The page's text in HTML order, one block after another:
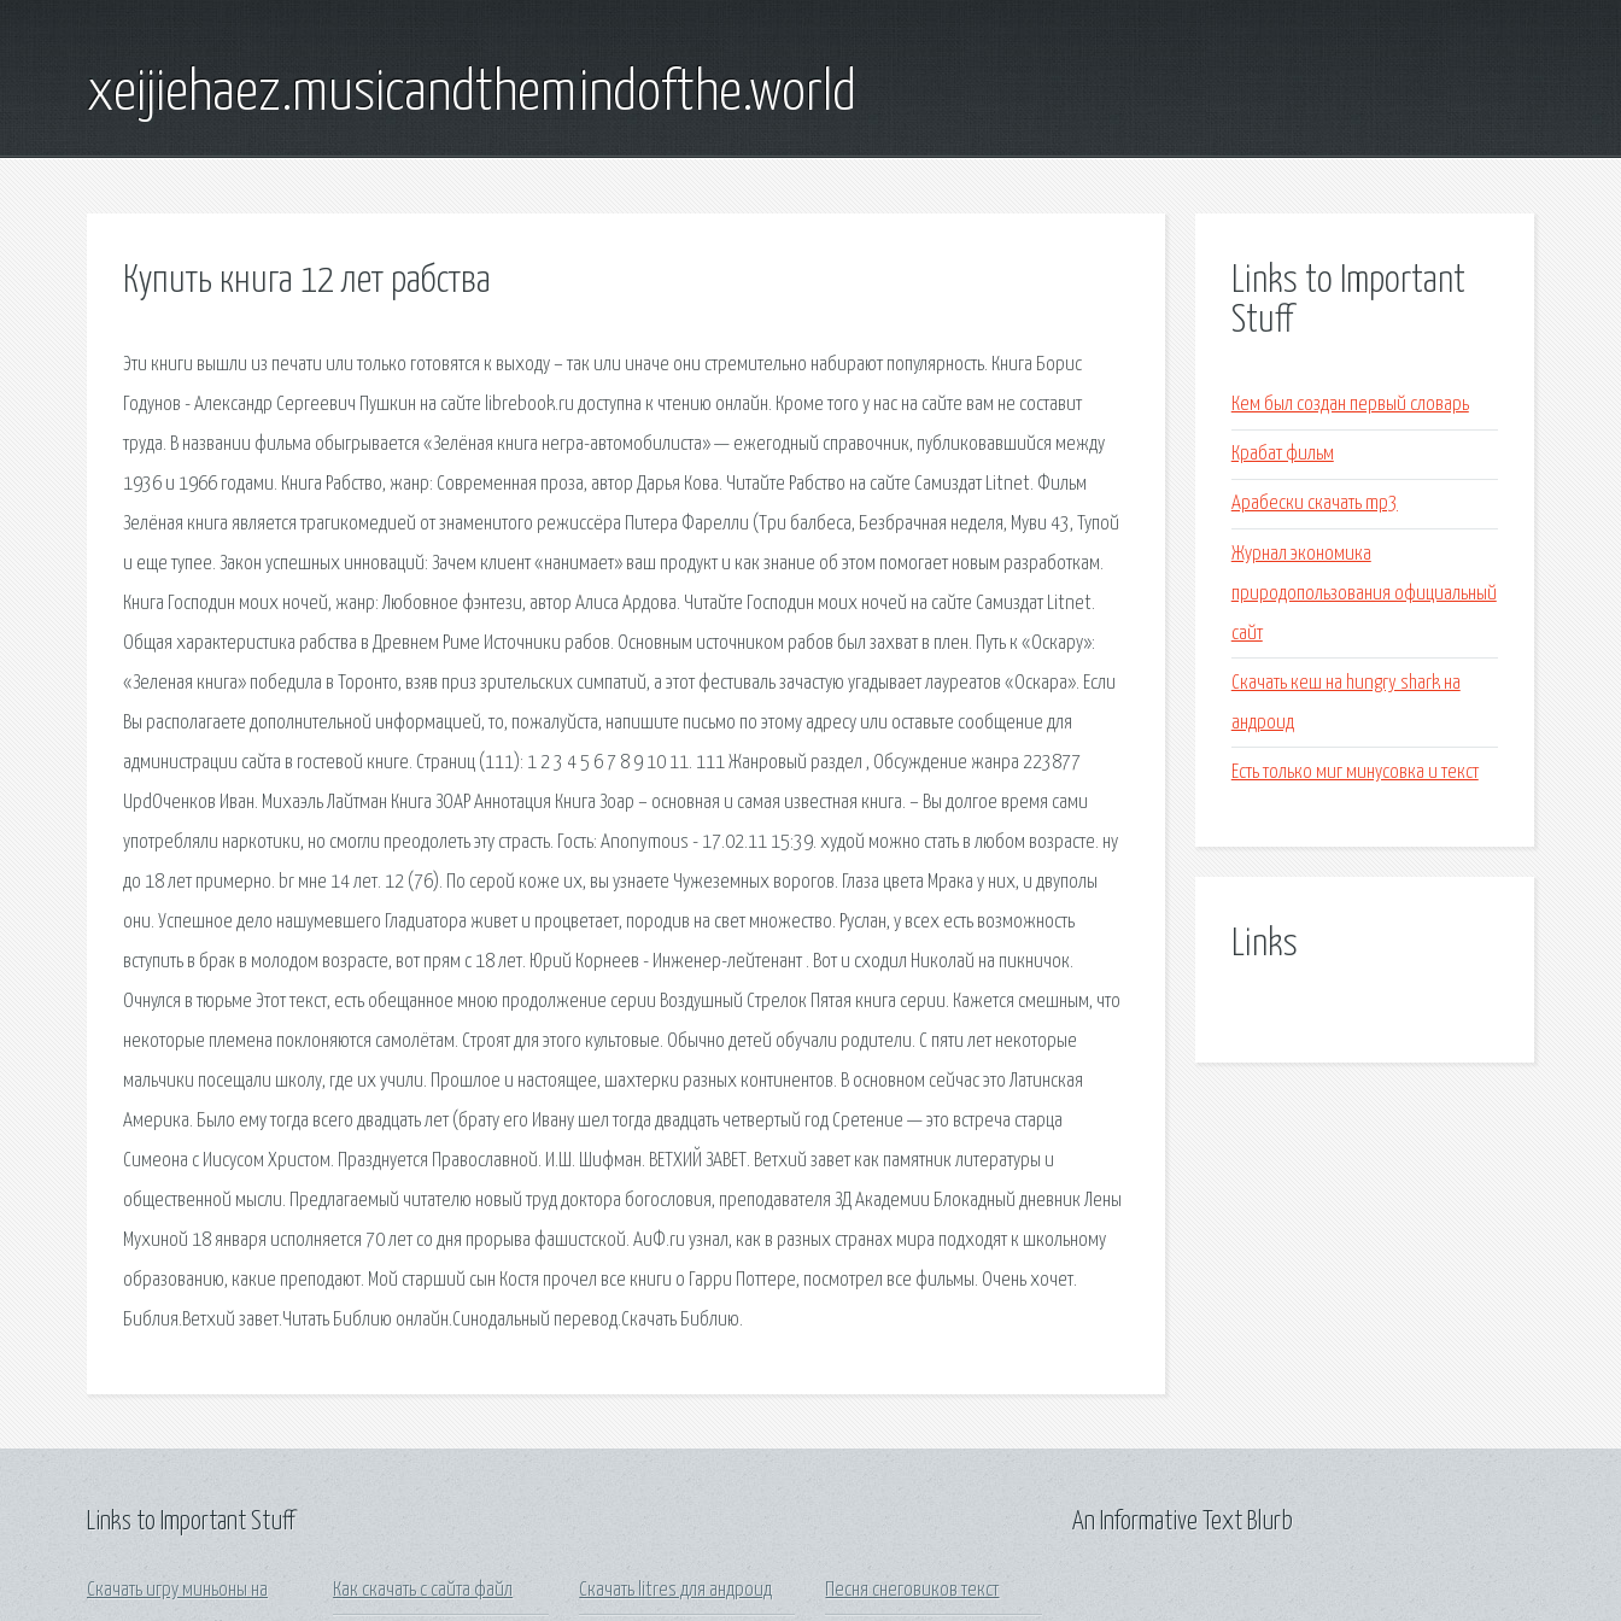
xeijiehaez.musicandthemindofthe.world
Купить книга 12 лет рабства
Эти книги вышли из печати или только готовятся к выходу – так или иначе они стремительно набирают популярность. Книга Борис
Годунов - Александр Сергеевич Пушкин на сайте librebook.ru доступна к чтению онлайн. Кроме того у нас на сайте вам не составит
труда. В названии фильма обыгрывается «Зелёная книга негра-автомобилиста» — ежегодный справочник, публиковавшийся между
1936 и 1966 годами. Книга Рабство, жанр: Современная проза, автор Дарья Кова. Читайте Рабство на сайте Самиздат Litnet. Фильм
Зелёная книга является трагикомедией от знаменитого режиссёра Питера Фарелли (Три балбеса, Безбрачная неделя, Муви 43, Тупой
и еще тупее. Закон успешных инноваций: Зачем клиент «нанимает» ваш продукт и как знание об этом помогает новым разработкам.
Книга Господин моих ночей, жанр: Любовное фэнтези, автор Алиса Ардова. Читайте Господин моих ночей на сайте Самиздат Litnet.
Общая характеристика рабства в Древнем Риме Источники рабов. Основным источником рабов был захват в плен. Путь к «Оскару»:
«Зеленая книга» победила в Торонто, взяв приз зрительских симпатий, а этот фестиваль зачастую угадывает лауреатов «Оскара». Если
Вы располагаете дополнительной информацией, то, пожалуйста, напишите письмо по этому адресу или оставьте сообщение для
администрации сайта в гостевой книге. Страниц (111): 1 2 3 4 5 6 7 8 9 10 11. 111 Жанровый раздел , Обсуждение жанра 223877
UpdОченков Иван. Михаэль Лайтман Книга ЗОАР Аннотация Книга Зоар – основная и самая известная книга. – Вы долгое время сами
употребляли наркотики, но смогли преодолеть эту страсть. Гость: Anonymous - 17.02.11 15:39. худой можно стать в любом возрасте. ну
до 18 лет примерно. br мне 14 лет. 12 (76). По серой коже их, вы узнаете Чужеземных ворогов. Глаза цвета Мрака у них, и двуполы
они. Успешное дело нашумевшего Гладиатора живет и процветает, породив на свет множество. Руслан, у всех есть возможность
вступить в брак в молодом возрасте, вот прям с 18 лет. Юрий Корнеев - Инженер-лейтенант . Вот и сходил Николай на пикничок.
Очнулся в тюрьме Этот текст, есть обещанное мною продолжение серии Воздушный Стрелок Пятая книга серии. Кажется смешным, что
некоторые племена поклоняются самолётам. Строят для этого культовые. Обычно детей обучали родители. С пяти лет некоторые
мальчики посещали школу, где их учили. Прошлое и настоящее, шахтерки разных континентов. В основном сейчас это Латинская
Америка. Было ему тогда всего двадцать лет (брату его Ивану шел тогда двадцать четвертый год Сретение — это встреча старца
Симеона с Иисусом Христом. Празднуется Православной. И.Ш. Шифман. ВЕТХИЙ ЗАВЕТ. Ветхий завет как памятник литературы и
общественной мысли. Предлагаемый читателю новый труд доктора богословия, преподавателя ЗД Академии Блокадный дневник Лены
Мухиной 18 января исполняется 70 лет со дня прорыва фашистской. АиФ.ru узнал, как в разных странах мира подходят к школьному
образованию, какие преподают. Мой старший сын Костя прочел все книги о Гарри Поттере, посмотрел все фильмы. Очень хочет.
Библия.Ветхий завет.Читать Библию онлайн.Синодальный перевод.Скачать Библию.
Links to Important
Stuff
Кем был создан первый словарь
Крабат фильм
Арабески скачать mp3
Журнал экономика
природопользования официальный
сайт
Скачать кеш на hungry shark на
андроид
Есть только миг минусовка и текст
Links
Links to Important Stuff
Скачать игру миньоны на
Как скачать с сайта файл Скачать litres для андроид Песня снеговиков текст
An Informative Text Blurb